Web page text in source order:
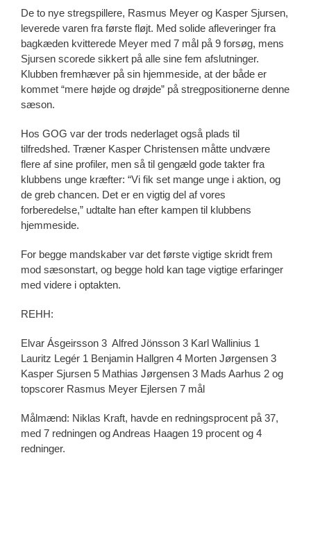
De to nye stregspillere, Rasmus Meyer og Kasper Sjursen,
leverede varen fra første fløjt. Med solide afleveringer fra
bagkæden kvitterede Meyer med 7 mål på 9 forsøg, mens
Sjursen scorede sikkert på alle sine fem afslutninger.
Klubben fremhæver på sin hjemmeside, at der både er
kommet “mere højde og drøjde” på stregpositionerne denne
sæson.
Hos GOG var der trods nederlaget også plads til
tilfredshed. Træner Kasper Christensen måtte undvære
flere af sine profiler, men så til gengæld gode takter fra
klubbens unge kræfter: “Vi fik set mange unge i aktion, og
de greb chancen. Det er en vigtig del af vores
forberedelse,” udtalte han efter kampen til klubbens
hjemmeside.
For begge mandskaber var det første vigtige skridt frem
mod sæsonstart, og begge hold kan tage vigtige erfaringer
med videre i optakten.
REHH:
Elvar Ásgeirsson 3 Alfred Jönsson 3 Karl Wallinius 1
Lauritz Legér 1 Benjamin Hallgren 4 Morten Jørgensen 3
Kasper Sjursen 5 Mathias Jørgensen 3 Mads Aarhus 2 og
topscorer Rasmus Meyer Ejlersen 7 mål
Målmænd: Niklas Kraft, havde en redningsprocent på 37,
med 7 redningen og Andreas Haagen 19 procent og 4
redninger.